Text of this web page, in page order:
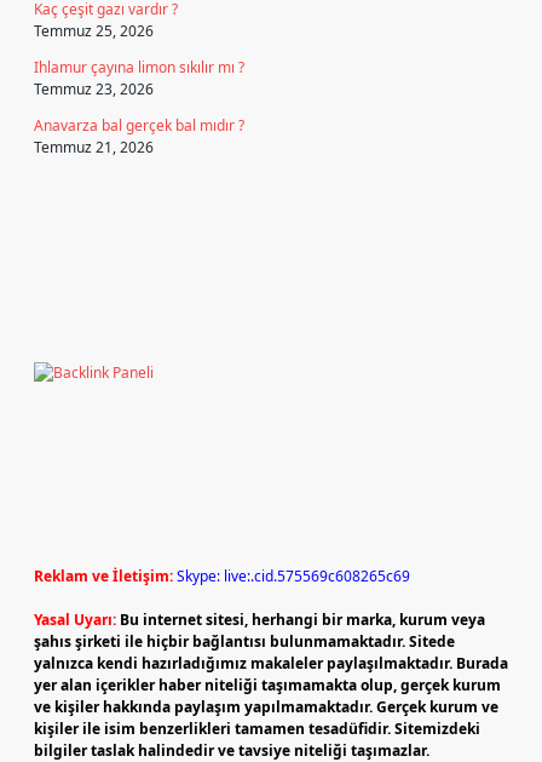
Kaç çeşit gazı vardır ?
Temmuz 25, 2026
Ihlamur çayına limon sıkılır mı ?
Temmuz 23, 2026
Anavarza bal gerçek bal mıdır ?
Temmuz 21, 2026
Reklam ve İletişim:Skype: live:.cid.575569c608265c69
Yasal Uyarı: Bu internet sitesi, herhangi bir marka, kurum veya
şahıs şirketi ile hiçbir bağlantısı bulunmamaktadır. Sitede
yalnızca kendi hazırladığımız makaleler paylaşılmaktadır. Burada
yer alan içerikler haber niteliği taşımamakta olup, gerçek kurum
ve kişiler hakkında paylaşım yapılmamaktadır. Gerçek kurum ve
kişiler ile isim benzerlikleri tamamen tesadüfidir. Sitemizdeki
bilgiler taslak halindedir ve tavsiye niteliği taşımazlar.